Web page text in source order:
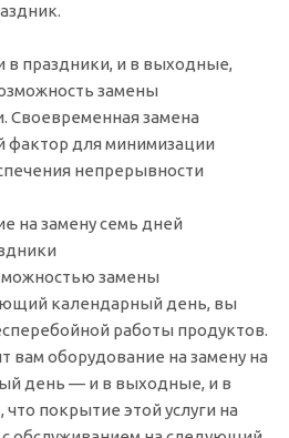
в праздники, и в выходные,
замены
Своевременная замена
фактор для минимизации
непрерывности
на замену семь дней
замены
календарный день, вы
работы продуктов.
вам оборудование на замену на
день — и в выходные, и в
что покрытие этой услуги на